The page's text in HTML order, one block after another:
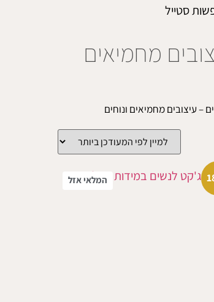
סטייל
מחמיאים
– עיצובים מחמיאים ונוחים
המלאי אזל